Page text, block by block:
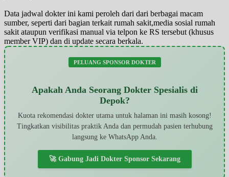
Data jadwal dokter ini kami peroleh dari dari berbagai macam
sumber, seperti dari bagian terkait rumah sakit,media sosial rumah
sakit ataupun verifikasi manual via telpon ke RS tersebut (khusus
member VIP) dan di update secara berkala.
PELUANG SPONSOR DOKTER
Apakah Anda Seorang Dokter Spesialis di
Depok?
Kuota rekomendasi dokter utama untuk halaman ini masih kosong!
Tingkatkan visibilitas praktik Anda dan permudah pasien terhubung
langsung ke WhatsApp Anda.
🚀 Gabung Jadi Dokter Sponsor Sekarang